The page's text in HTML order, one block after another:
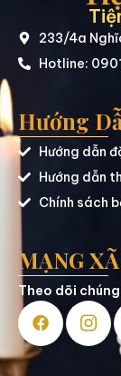
233/4a
Hotline:
Hướng
Hướng dẫn
Hướng dẫn
Chính sách
MẠNG
Theo dõi